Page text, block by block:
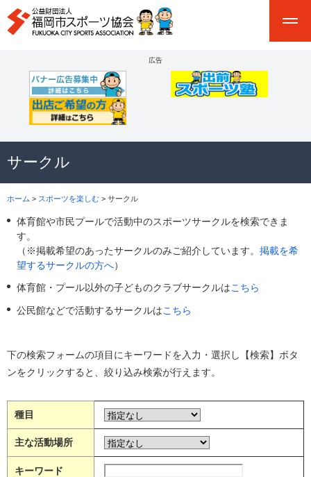
広告
サークル
ホーム > スポーツを楽しむ > サークル
体育館や市民プールで活動中のスポーツサークルを検索できま
す。
（※掲載希望のあったサークルのみご紹介しています。 掲載を希
望するサークルの方へ）
体育館・プール以外の子どものクラブサークルはこちら
公民館などで活動するサークルはこちら
下の検索フォームの項目にキーワードを入力・選択し【検索】ボタ
ンをクリックすると、絞り込み検索が行えます。
種目
主な活動場所
キーワード